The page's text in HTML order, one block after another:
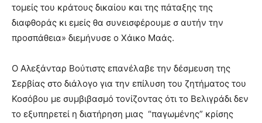
τομείς του κράτους δικαίου και της πάταξης της
διαφθοράς κι εμείς θα συνεισφέρουμε σ αυτήν την
προσπάθεια» διεμήνυσε ο Χάικο Μαάς.
Ο Αλεξάνταρ Βούτιστς επανέλαβε την δέσμευση της
Σερβίας στο διάλογο για την επίλυση του ζητήματος του
Κοσόβου με συμβιβασμό τονίζοντας ότι το Βελιγράδι δεν
το εξυπηρετεί η διατήρηση μιας “παγωμένης” κρίσης